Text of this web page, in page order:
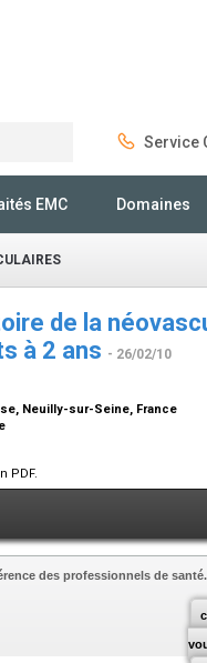
Service
EMC Domaines
de la
à 2 ans - 26/02/10
Neuilly-sur-Seine, France
PDF.
des professionnels de santé.